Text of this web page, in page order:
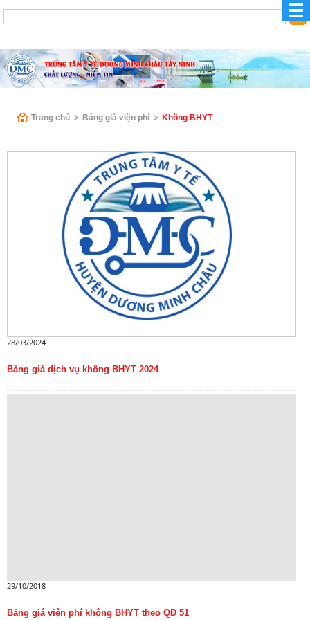
Trang chủ Bảng giá viện phí Không BHYT
28/03/2024
Bảng giá dịch vụ không BHYT 2024
29/10/2018
Bảng giá viện phí không BHYT theo QĐ 51